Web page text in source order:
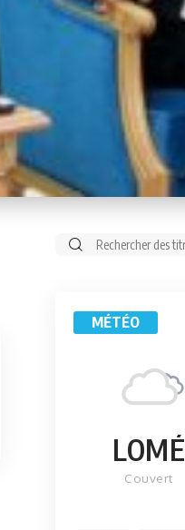
Rechercher:
MÉTÉO
LOMÉ
Couvert